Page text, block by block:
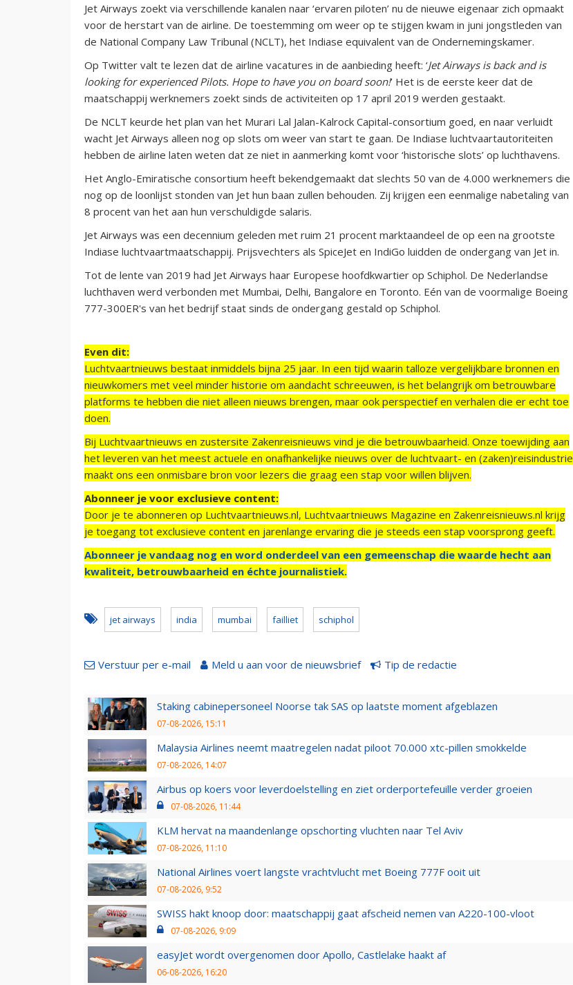
Jet Airways zoekt via verschillende kanalen naar ‘ervaren piloten’ nu de nieuwe eigenaar zich opmaakt
voor de herstart van de airline. De toestemming om weer op te stijgen kwam in juni jongstleden van
de National Company Law Tribunal (NCLT), het Indiase equivalent van de Ondernemingskamer.
Op Twitter valt te lezen dat de airline vacatures in de aanbieding heeft: ‘Jet Airways is back and is
looking for experienced Pilots. Hope to have you on board soon!’ Het is de eerste keer dat de
maatschappij werknemers zoekt sinds de activiteiten op 17 april 2019 werden gestaakt.
De NCLT keurde het plan van het Murari Lal Jalan-Kalrock Capital-consortium goed, en naar verluidt
wacht Jet Airways alleen nog op slots om weer van start te gaan. De Indiase luchtvaartautoriteiten
hebben de airline laten weten dat ze niet in aanmerking komt voor ‘historische slots’ op luchthavens.
Het Anglo-Emiratische consortium heeft bekendgemaakt dat slechts 50 van de 4.000 werknemers die
nog op de loonlijst stonden van Jet hun baan zullen behouden. Zij krijgen een eenmalige nabetaling van
8 procent van het aan hun verschuldigde salaris.
Jet Airways was een decennium geleden met ruim 21 procent marktaandeel de op een na grootste
Indiase luchtvaartmaatschappij. Prijsvechters als SpiceJet en IndiGo luidden de ondergang van Jet in.
Tot de lente van 2019 had Jet Airways haar Europese hoofdkwartier op Schiphol. De Nederlandse
luchthaven werd verbonden met Mumbai, Delhi, Bangalore en Toronto. Eén van de voormalige Boeing
777-300ER's van het bedrijf staat sinds de ondergang gestald op Schiphol.
Even dit:
Luchtvaartnieuws bestaat inmiddels bijna 25 jaar. In een tijd waarin talloze vergelijkbare bronnen en
nieuwkomers met veel minder historie om aandacht schreeuwen, is het belangrijk om betrouwbare
platforms te hebben die niet alleen nieuws brengen, maar ook perspectief en verhalen die er echt toe
doen.
Bij Luchtvaartnieuws en zustersite Zakenreisnieuws vind je die betrouwbaarheid. Onze toewijding aan
het leveren van het meest actuele en onafhankelijke nieuws over de luchtvaart- en (zaken)reisindustrie
maakt ons een onmisbare bron voor lezers die graag een stap voor willen blijven.
Abonneer je voor exclusieve content:
Door je te abonneren op Luchtvaartnieuws.nl, Luchtvaartnieuws Magazine en Zakenreisnieuws.nl krijg
je toegang tot exclusieve content en jarenlange ervaring die je steeds een stap voorsprong geeft.
Abonneer je vandaag nog en word onderdeel van een gemeenschap die waarde hecht aan
kwaliteit, betrouwbaarheid en échte journalistiek.
jet airways india mumbai failliet schiphol
Verstuur per e-mail Meld u aan voor de nieuwsbrief Tip de redactie
Staking cabinepersoneel Noorse tak SAS op laatste moment afgeblazen
07-08-2026, 15:11
Malaysia Airlines neemt maatregelen nadat piloot 70.000 xtc-pillen smokkelde
07-08-2026, 14:07
Airbus op koers voor leverdoelstelling en ziet orderportefeuille verder groeien
07-08-2026, 11:44
KLM hervat na maandenlange opschorting vluchten naar Tel Aviv
07-08-2026, 11:10
National Airlines voert langste vrachtvlucht met Boeing 777F ooit uit
07-08-2026, 9:52
SWISS hakt knoop door: maatschappij gaat afscheid nemen van A220-100-vloot
07-08-2026, 9:09
easyJet wordt overgenomen door Apollo, Castlelake haakt af
06-08-2026, 16:20